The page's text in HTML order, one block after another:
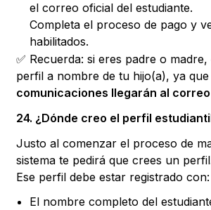
el correo oficial del estudiante.
Completa el proceso de pago y
habilitados.
✅ Recuerda: si eres padre o
perfil a nombre de tu hijo(a), ya que
comunicaciones llegarán al
24. ¿Dónde creo el perfil
Justo al comenzar el proceso de
sistema te pedirá que crees un
Ese perfil debe estar registrado con:
El nombre completo del